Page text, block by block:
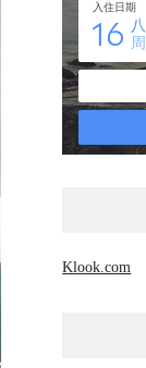
Klook.com